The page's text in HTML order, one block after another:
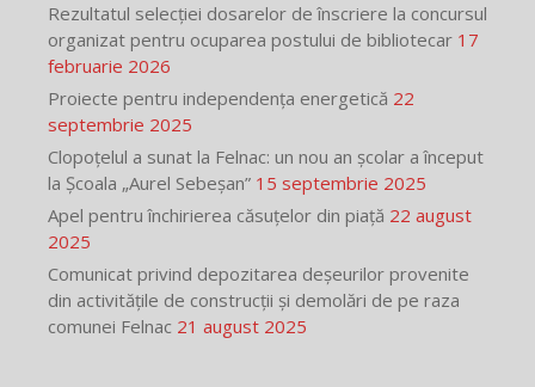
Rezultatul selecției dosarelor de înscriere la concursul
organizat pentru ocuparea postului de bibliotecar 17
februarie 2026
Proiecte pentru independența energetică 22
septembrie 2025
Clopoțelul a sunat la Felnac: un nou an școlar a început
la Școala „Aurel Sebeșan” 15 septembrie 2025
Apel pentru închirierea căsuțelor din piață 22 august
2025
Comunicat privind depozitarea deșeurilor provenite
din activitățile de construcții și demolări de pe raza
comunei Felnac 21 august 2025